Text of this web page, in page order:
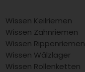
Wissen Keilriemen
Wissen Zahnriemen
Wissen Rippenriemen
Wissen Wälzlager
Wissen Rollenketten